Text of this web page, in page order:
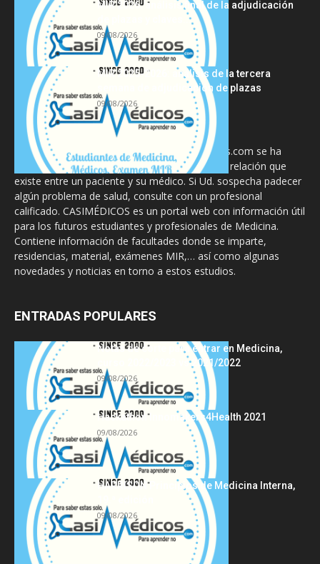
MIR 2026: análisis final de la adjudicación
de plazas y claves...
09/08/2026
MIR 2025-2026: análisis de la tercera
semana de adjudicación de plazas
09/08/2026
La información proporcionada en CasiMedicos.com se ha
diseñado para complementar, no substituir, la relación que
existe entre un paciente y su médico. Si Ud. sospecha padecer
algún problema de salud, consulte con un profesional
calificado. CASIMÉDICOS es un portal web con información útil
para los futuros estudiantes y profesionales de Medicina.
Contiene información de facultades donde se imparte,
residencias, material, exámenes MIR,… así como algunas
novedades y noticias en torno a estos estudios.
ENTRADAS POPULARES
Notas de corte para entrar en Medicina,
curso 2022/2023 vs 2021/2022
09/08/2026
Hackathon Innomakers4Health 2021
09/08/2026
HARRISON Principios de Medicina Interna,
09/08/2026